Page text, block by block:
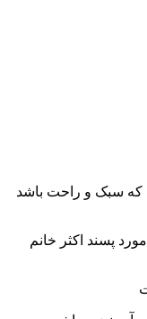
که سبک و راحت باشد
پسند اکثر خانم